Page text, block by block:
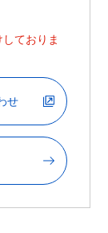
ておりま
せ